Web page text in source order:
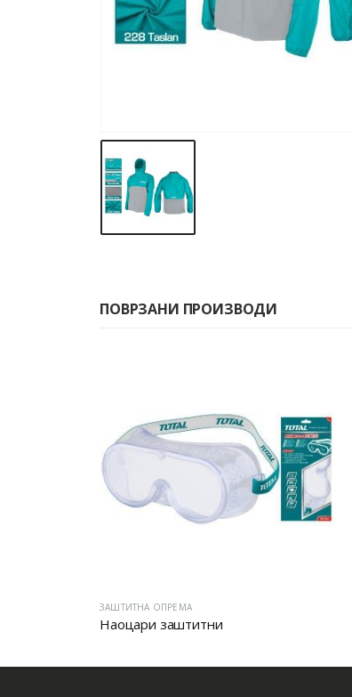
ПОВРЗАНИ ПРОИЗВОДИ
ЗАШТИТНА ОПРЕМА
Наоцари заштитни